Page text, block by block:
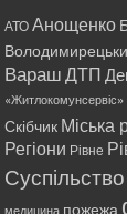
АТО Анощенко
Вараш ДТП
«Житлокомунсервіс»
Скібчик Міська
Регіони Рівне
Суспільство
пожежа